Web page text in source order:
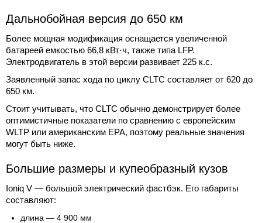
Дальнобойная версия до 650 км
Более мощная модификация оснащается увеличенной
батареей емкостью 66,8 кВт⋅ч, также типа LFP.
Электродвигатель в этой версии развивает 225 к.с.
Заявленный запас хода по циклу CLTC составляет от 620 до
650 км.
Стоит учитывать, что CLTC обычно демонстрирует более
оптимистичные показатели по сравнению с европейским
WLTP или американским EPA, поэтому реальные значения
могут быть ниже.
Большие размеры и купеобразный кузов
Ioniq V — большой электрический фастбэк. Его габариты
составляют:
длина — 4 900 мм